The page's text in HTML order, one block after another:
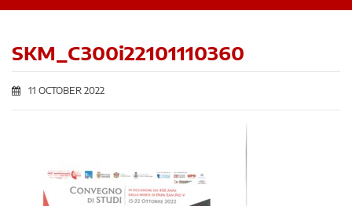
SKM_C300i22101110360
11 OCTOBER 2022